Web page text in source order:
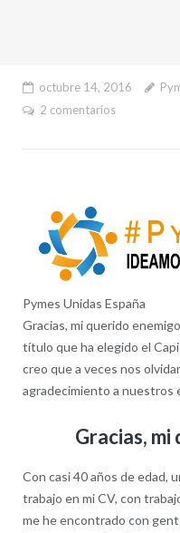
octubre 14, 2016
2 comentarios
Pymes Unidas España
Gracias, mi querido
título que ha elegido el
creo que a veces nos
agradecimiento a nuestros
Gracias,
Con casi 40 años de edad,
trabajo en mi CV, con
me he encontrado con